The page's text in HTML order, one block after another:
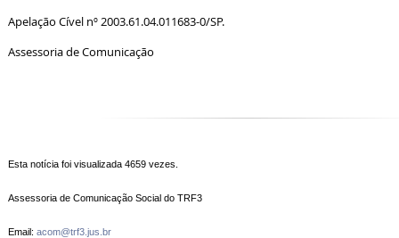
Apelação Cível nº 2003.61.04.011683-0/SP.
Assessoria de Comunicação
Esta notícia foi visualizada 4659 vezes.
Assessoria de Comunicação Social do TRF3
Email: acom@trf3.jus.br